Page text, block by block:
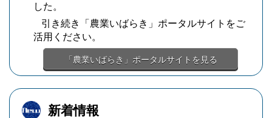
した。
引き続き「農業いばらき」ポータルサイトをご
活用ください。
「農業いばらき」ポータルサイトを見る
新着情報